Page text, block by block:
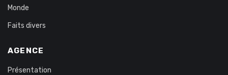
Monde
Faits divers
AGENCE
Présentation